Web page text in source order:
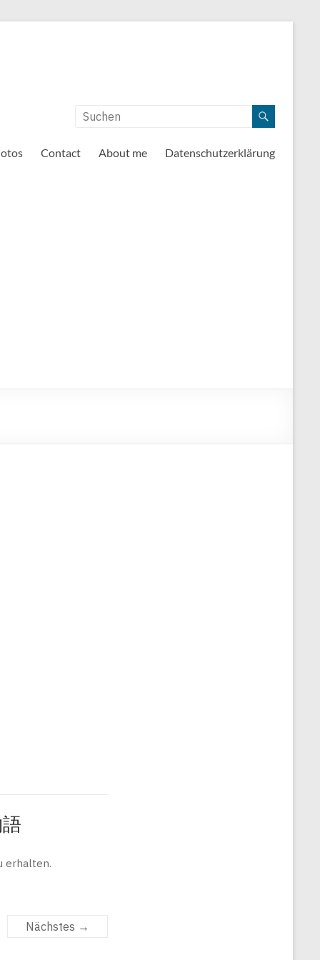
Contact About me Datenschutzerklärung
erhalten.
Nächstes →